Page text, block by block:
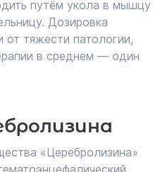
путём укола в мышцу
Дозировка
от тяжести патологии,
в среднем — один
«Церебролизина»